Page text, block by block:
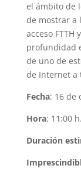
el ámbito de
de mostrar a
acceso
profundidad
de uno de
de Internet a
Fecha: 16 de
Hora: 11:00 h.
Duración